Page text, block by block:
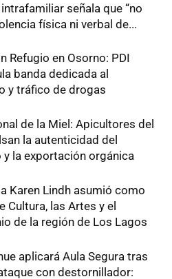
señala que “no
física ni verbal de...
Refugio en Osorno: PDI
banda dedicada al
y tráfico de drogas
de la Miel: Apicultores del
la autenticidad del
la exportación orgánica
Karen Lindh asumió como
Cultura, las Artes y el
de la región de Los Lagos
aplicará Aula Segura tras
con destornillador: